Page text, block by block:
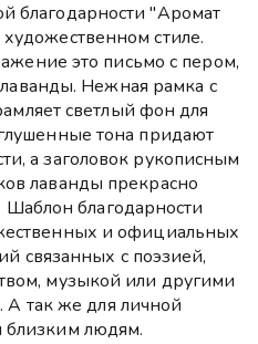
благодарности "Аромат
стиле.
это письмо с пером,
Нежная рамка с
светлый фон для
тона придают
а заголовок рукописным
лаванды прекрасно
Шаблон благодарности
и официальных
связанных с поэзией,
музыкой или другими
А так же для личной
близким людям.